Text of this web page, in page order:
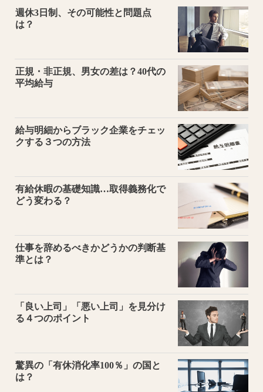
週休3日制、その可能性と問題点
は？
正規・非正規、男女の差は？40代の
平均給与
給与明細からブラック企業をチェッ
クする３つの方法
有給休暇の基礎知識…取得義務化で
どう変わる？
仕事を辞めるべきかどうかの判断基
準とは？
「良い上司」「悪い上司」を見分け
る４つのポイント
驚異の「有休消化率100％」の国と
は？